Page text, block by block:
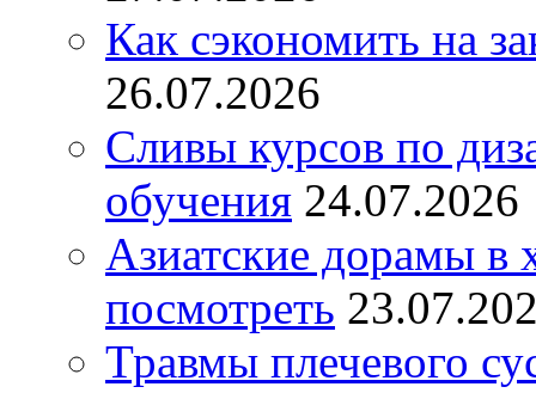
Как сэкономить на
26.07.2026
Сливы курсов по
обучения 24.07.2026
Азиатские дорамы в
посмотреть
Травмы плечевого